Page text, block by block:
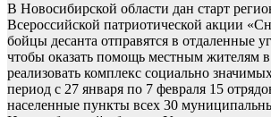
В Новосибирской области дан старт
Всероссийской патриотической акции
бойцы десанта отправятся в отдаленные
чтобы оказать помощь местным жителям в
реализовать комплекс социально
период с 27 января по 7 февраля 15
населенные пункты всех 30